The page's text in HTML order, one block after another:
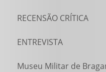
RECENSÃO CRÍTICA
ENTREVISTA
Museu Militar de